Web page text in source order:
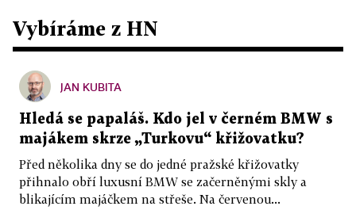
Vybíráme z HN
JAN KUBITA
Hledá se papaláš. Kdo jel v černém BMW s
majákem skrze „Turkovu“ křižovatku?
Před několika dny se do jedné pražské křižovatky
přihnalo obří luxusní BMW se začerněnými skly a
blikajícím majáčkem na střeše. Na červenou...